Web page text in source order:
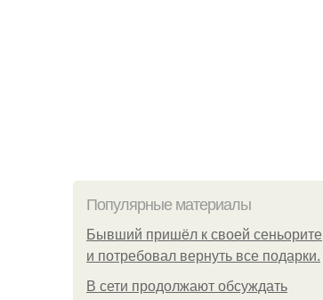
Популярные материалы
Бывший пришёл к своей сеньорите
и потребовал вернуть все подарки.
В сети продолжают обсуждать